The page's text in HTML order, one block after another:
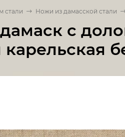
стали Ножи из дамасской стали
с